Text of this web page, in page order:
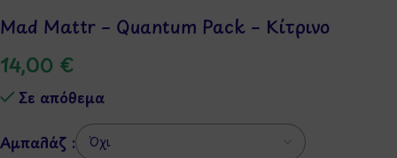
Mad Mattr – Quantum Pack – Κίτρινο
14,00 €
Σε απόθεμα
Αμπαλάζ :